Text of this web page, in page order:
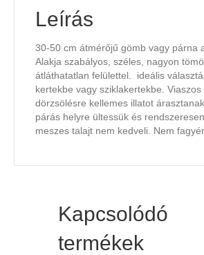
Leírás
30-50 cm átmérőjű gömb vagy párna
Alakja szabályos, széles, nagyon
átláthatatlan felülettel. ideális
kertekbe vagy sziklakertekbe.
dörzsölésre kellemes illatot
párás helyre ültessük és
meszes talajt nem kedveli. Nem
Kapcsolódó
termékek